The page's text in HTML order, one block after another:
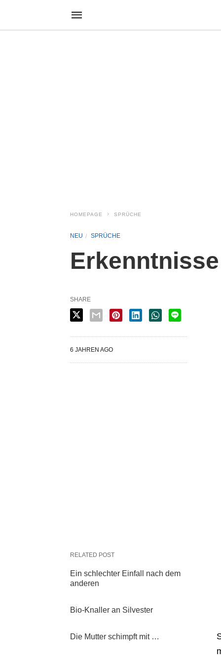
HOMEPAGE SPRÜCHE
NEU SPRÜCHE
SHARE
6 JAHREN AGO
RELATED POST
Ein schlechter Einfall nach dem
anderen
Bio-Knaller an Silvester
Die Mutter schimpft mit …